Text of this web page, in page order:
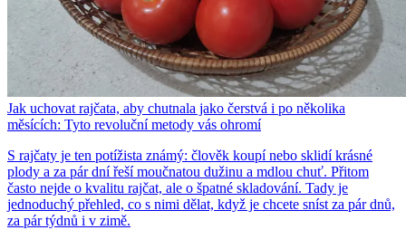
Jak uchovat rajčata, aby chutnala jako čerstvá i po několika
měsících: Tyto revoluční metody vás ohromí
S rajčaty je ten potížista známý: člověk koupí nebo sklidí krásné
plody a za pár dní řeší moučnatou dužinu a mdlou chuť. Přitom
často nejde o kvalitu rajčat, ale o špatné skladování. Tady je
jednoduchý přehled, co s nimi dělat, když je chcete sníst za pár dnů,
za pár týdnů i v zimě.